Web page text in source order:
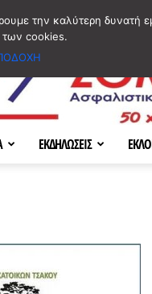
ΕΚΔΗΛΩΣΕΙΣ
την καλύτερη δυνατή
των cookies.